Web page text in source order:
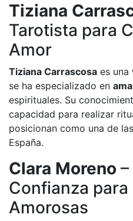
Tiziana
Tarotista para
Amor
Tiziana Carrascosa es una
se ha especializado en
espirituales. Su
capacidad para realizar
posicionan como una de las
España.
Clara Moreno
Confianza
Amorosas